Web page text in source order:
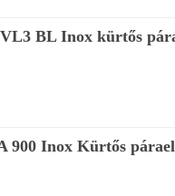
BL Inox kürtős
900 Inox Kürtős